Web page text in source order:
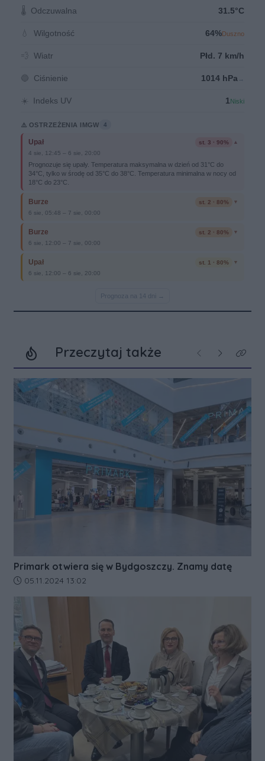
Przeczytaj także Poprzednie
NastępneKliknij
Primark otwiera się w Bydgoszczy. Znamy datę
Data dodania artykułu:
05.11.2024 13:02